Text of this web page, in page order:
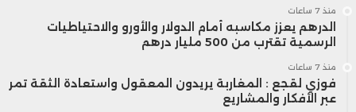
ستظل خلال الأسابيع المقبلة رهينة تطورات
الطقس في الولايات المتحدة، إلى جانب حجم
الإنتاج المتوقع في أمريكا الجنوبية، في وقت
منذ 7 ساعات
الدرهم يعزز مكاسبه أمام الدولار والأورو والاحتياطيات
الرسمية تقترب من 500 مليار درهم
منذ 7 ساعات
فوزي لقجع : المغاربة يريدون المعقول واستعادة الثقة تمر
عبر الأفكار والمشاريع